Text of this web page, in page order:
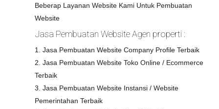
Beberap Layanan Website Kami Untuk Pembuatan
Website
Jasa Pembuatan Website Agen properti :
1. Jasa Pembuatan Website Company Profile Terbaik
2. Jasa Pembuatan Website Toko Online / Ecommerce
Terbaik
3. Jasa Pembuatan Website Instansi / Website
Pemerintahan Terbaik